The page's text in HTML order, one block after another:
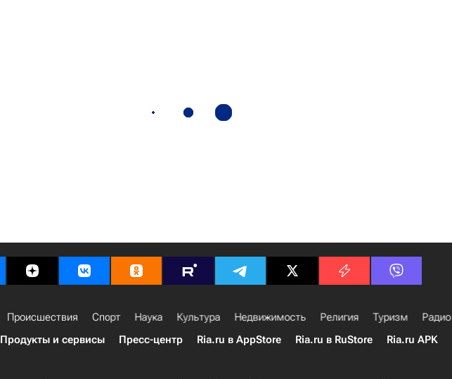
Происшествия Спорт Наука Культура Недвижимость Религия Туризм Радио
Продукты и сервисы Пресс-центр Ria.ru в AppStore Ria.ru в RuStore Ria.ru APK